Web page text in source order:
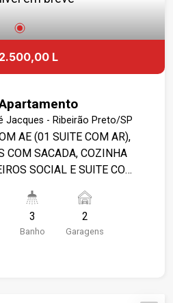
L
Jacques - Ribeirão Preto/SP
AE (01 SUITE COM AR),
COM SACADA, COZINHA
SOCIAL E SUITE COM
24 HS. PROXIMO AV.
LEAIS PAULISTA-
3
Banho
2
Garagens